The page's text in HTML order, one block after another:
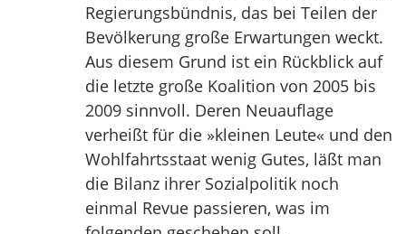
Regierungsbündnis, das bei Teilen der
Bevölkerung große Erwartungen weckt.
Aus diesem Grund ist ein Rückblick auf
die letzte große Koalition von 2005 bis
2009 sinnvoll. Deren Neuauflage
verheißt für die »kleinen Leute« und den
Wohlfahrtsstaat wenig Gutes, läßt man
die Bilanz ihrer Sozialpolitik noch
einmal Revue passieren, was im